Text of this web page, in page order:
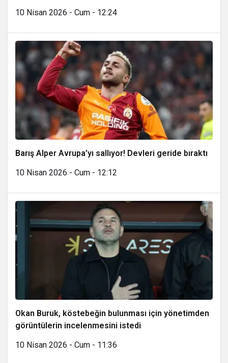
10 Nisan 2026 - Cum - 12:24
Barış Alper Avrupa’yı sallıyor! Devleri geride bıraktı
10 Nisan 2026 - Cum - 12:12
Okan Buruk, köstebeğin bulunması için yönetimden
görüntülerin incelenmesini istedi
10 Nisan 2026 - Cum - 11:36